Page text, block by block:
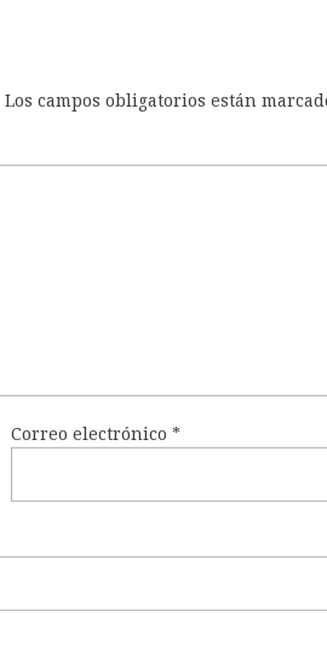
Los campos obligatorios están
Correo electrónico*